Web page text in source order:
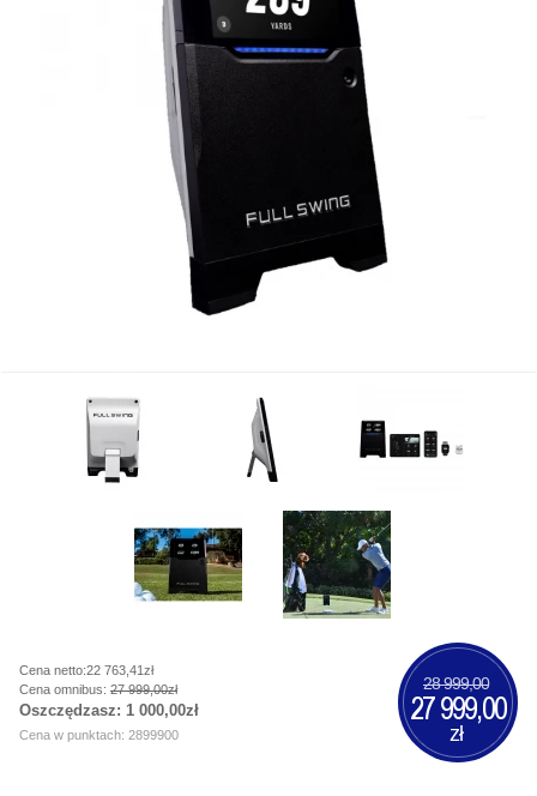
Cena netto:22 763,41zł
Cena omnibus: 27 999,00zł
Oszczędzasz: 1 000,00zł
Cena w punktach: 2899900
28 999,00
27 999,00
zł